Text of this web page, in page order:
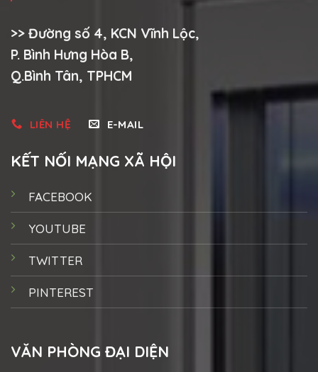
>> Đường số 4, KCN Vĩnh Lộc,
P. Bình Hưng Hòa B,
Q.Bình Tân, TPHCM
LIÊN HỆ E-MAIL
KẾT NỐI MẠNG XÃ HỘI
FACEBOOK
YOUTUBE
TWITTER
PINTEREST
VĂN PHÒNG ĐẠI DIỆN